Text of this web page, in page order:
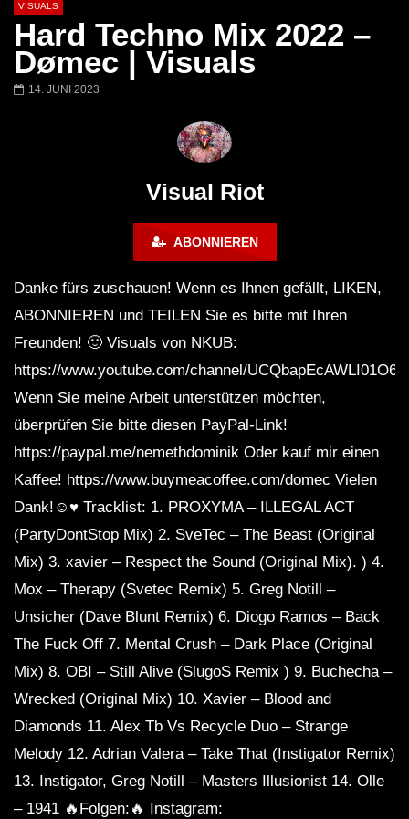
Techno Mix December 2023
ANDATA | Adam Beyer | Thomas
VISUALS
Hard Techno Mix 2022 –
Dømec | Visuals
14. JUNI 2023
Visual Riot
ABONNIEREN
Danke fürs zuschauen! Wenn es Ihnen gefällt, LIKEN,
ABONNIEREN und TEILEN Sie es bitte mit Ihren
Freunden! 🙂 Visuals von NKUB:
https://www.youtube.com/channel/
Wenn Sie meine Arbeit unterstützen möchten,
überprüfen Sie bitte diesen PayPal-Link!
https://paypal.me/nemethdominik Oder kauf mir einen
Kaffee! https://www.buymeacoffee.com/domec Vielen
Dank!☺️♥️ Tracklist: 1. PROXYMA – ILLEGAL ACT
(PartyDontStop Mix) 2. SveTec – The Beast (Original
Mix) 3. xavier – Respect the Sound (Original Mix). ) 4.
Mox – Therapy (Svetec Remix) 5. Greg Notill –
Unsicher (Dave Blunt Remix) 6. Diogo Ramos – Back
The Fuck Off 7. Mental Crush – Dark Place (Original
Mix) 8. OBI – Still Alive (SlugoS Remix ) 9. Buchecha –
Wrecked (Original Mix) 10. Xavier – Blood and
Diamonds 11. Alex Tb Vs Recycle Duo – Strange
Melody 12. Adrian Valera – Take That (Instigator Remix)
13. Instigator, Greg Notill – Masters Illusionist 14. Olle
– 1941 🔥Folgen:🔥 Instagram: